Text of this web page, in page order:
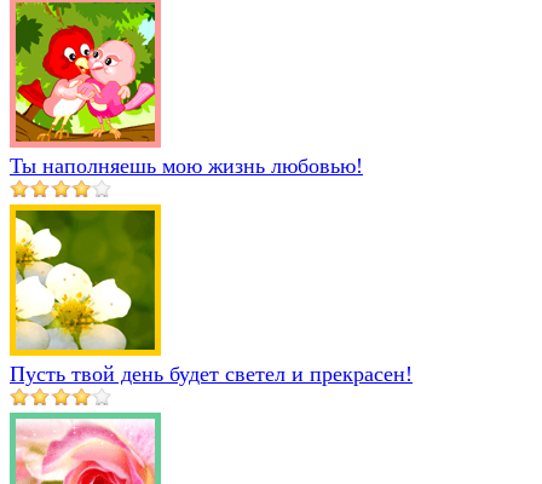
Ты наполняешь мою жизнь любовью!
Пусть твой день будет светел и прекрасен!